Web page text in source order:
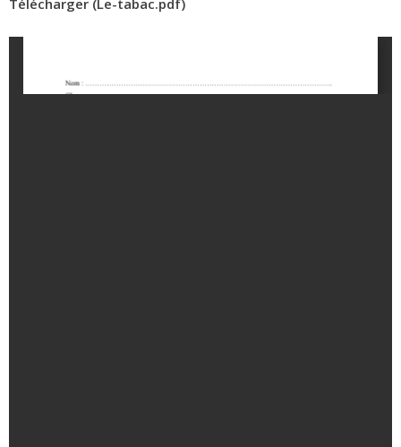
Télécharger (Le-tabac.pdf)